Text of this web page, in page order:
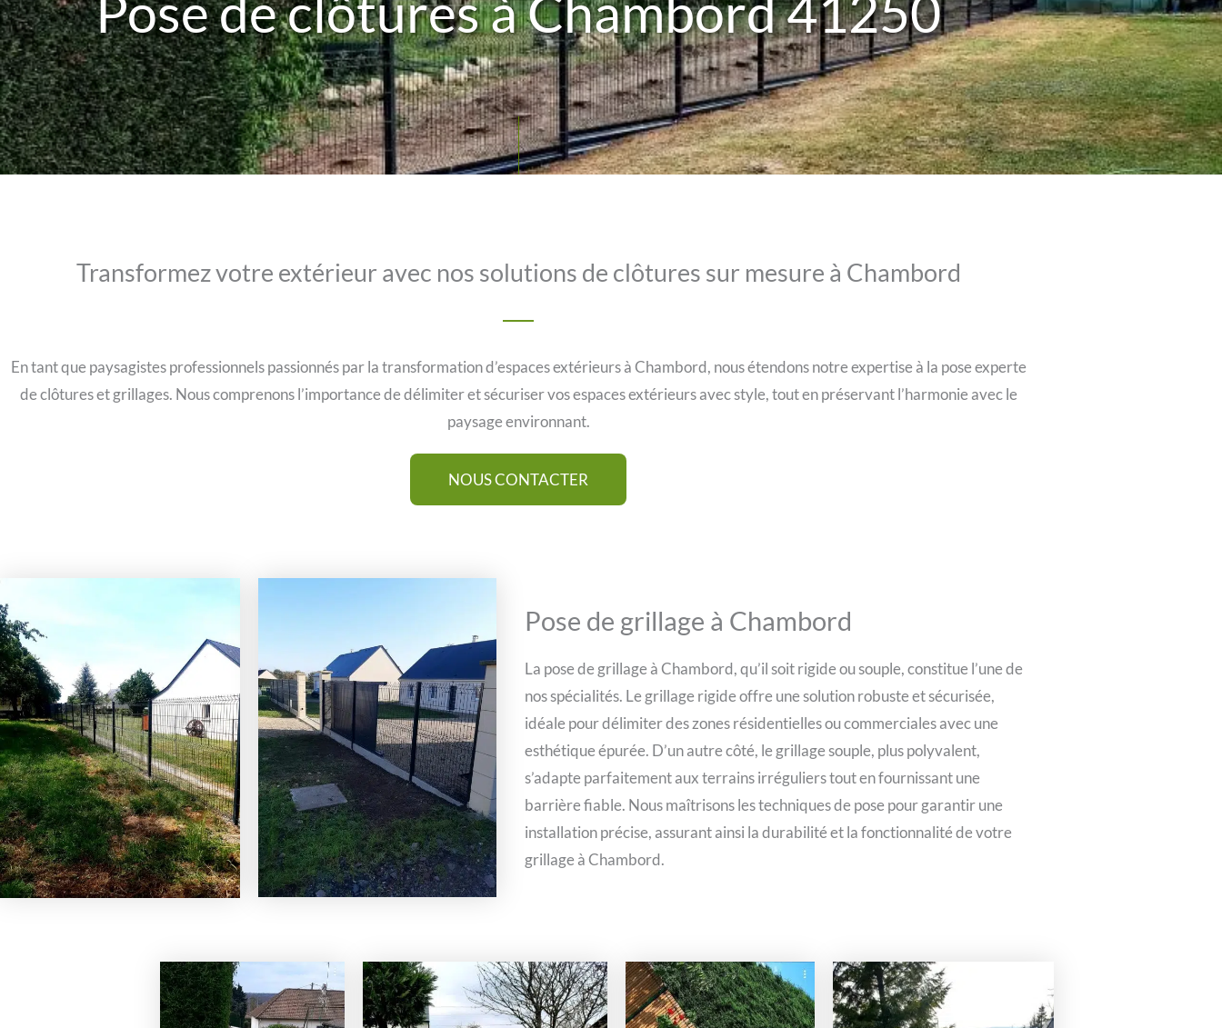
Transformez votre extérieur avec nos solutions de clôtures sur mesure à Chambord
En tant que paysagistes professionnels passionnés par la transformation d’espaces extérieurs à Chambord, nous étendons notre expertise à la pose experte
de clôtures et grillages. Nous comprenons l’importance de délimiter et sécuriser vos espaces extérieurs avec style, tout en préservant l’harmonie avec le
paysage environnant.
NOUS CONTACTER
Pose de grillage à Chambord
La pose de grillage à Chambord, qu’il soit rigide ou souple, constitue l’une de
nos spécialités. Le grillage rigide offre une solution robuste et sécurisée,
idéale pour délimiter des zones résidentielles ou commerciales avec une
esthétique épurée. D’un autre côté, le grillage souple, plus polyvalent,
s’adapte parfaitement aux terrains irréguliers tout en fournissant une
barrière fiable. Nous maîtrisons les techniques de pose pour garantir une
installation précise, assurant ainsi la durabilité et la fonctionnalité de votre
grillage à Chambord.